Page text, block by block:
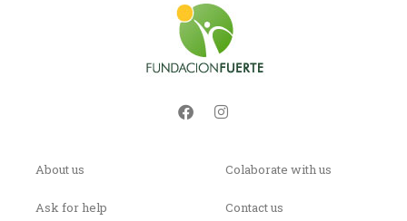
About us
Ask for help
Colaborate with us
Contact us